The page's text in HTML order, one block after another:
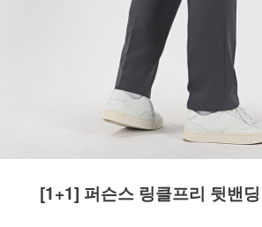
[1+1] 퍼슨스 링클프리 뒷밴